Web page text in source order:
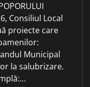
Consiliul Local
proiecte care
Municipal
la salubrizare.